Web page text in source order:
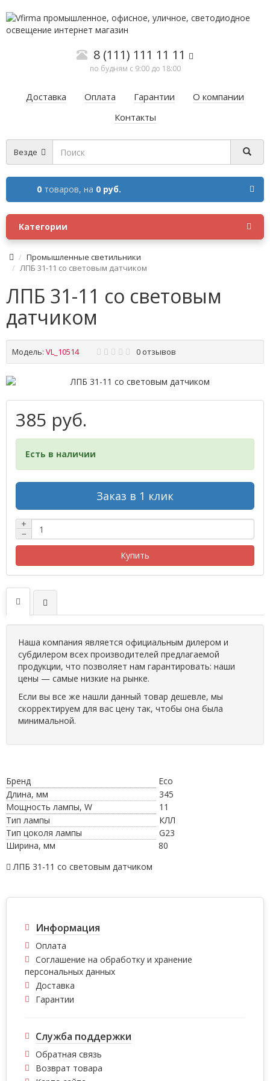
8 (111) 111 11 11
по будням с 9:00 до 18:00
Доставка Оплата Гарантии
О компании
Контакты
Везде
0 товаров, на 0 руб.
Категории
Промышленные светильники
ЛПБ 31-11 со световым датчиком
ЛПБ 31-11 со световым
датчиком
Модель: VL_10514 0 отзывов
385 руб.
Есть в наличии
Заказ в 1 клик
+
−
Купить
Наша компания является официальным дилером и
субдилером всех производителей предлагаемой
продукции, что позволяет нам гарантировать: наши
цены — самые низкие на рынке.
Если вы все же нашли данный товар дешевле, мы
скорректируем для вас цену так, чтобы она была
минимальной.
Бренд
Eco
Длина, мм
345
Мощность лампы, W
11
Тип лампы
КЛЛ
Тип цоколя лампы
G23
Ширина, мм
80
ЛПБ 31-11 со световым датчиком
Информация
Оплата
Соглашение на обработку и хранение
персональных данных
Доставка
Гарантии
Служба поддержки
Обратная связь
Возврат товара